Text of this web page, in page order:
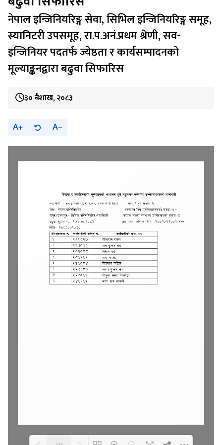
नेपाल इन्जिनियरिङ्ग सेवा, सिभिल इन्जिनियरिङ्ग समूह,
स्यानिटरी उपसमूह, रा.प.अनं.प्रथम श्रेणी, सव-
इन्जिनियर पदतर्फ ज्येष्ठता र कार्यसम्पादनको
मूल्याङ्कनद्वारा बढुवा सिफारिस
३० बैशाख, २०८३
A A